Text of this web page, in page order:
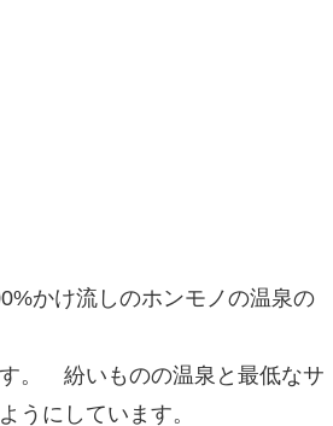
かけ流しのホンモノの温泉の
。 紛いものの温泉と最低なサ
うにしています。